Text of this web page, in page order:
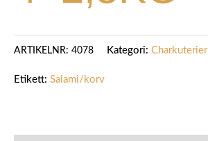
ARTIKELNR: 4078 Kategori: Charkuterier
Etikett: Salami/korv